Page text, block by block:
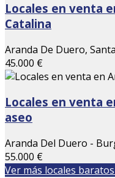
Locales en venta
Catalina
Aranda De Duero,
45.000 €
Locales en venta
aseo
Aranda Del Duero -
55.000 €
Ver más locales baratos